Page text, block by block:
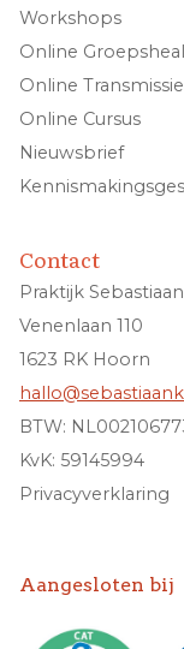
Workshops
Online
Online
Online Cursus
Nieuwsbrief
Contact
Praktijk
Venenlaan 110
1623 RK Hoorn
BTW:
KvK: 59145994
Privacyverklaring
Aangesloten bij